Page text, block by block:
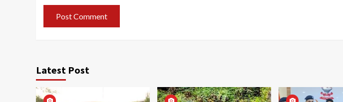
Latest Post